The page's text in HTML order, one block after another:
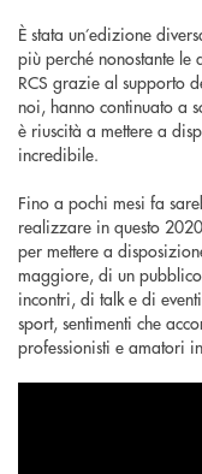
È stata un’edizione
più perché nonostante
RCS grazie al supporto
noi, hanno continuato a
è riuscità a mettere a
incredibile.
Fino a pochi mesi fa
realizzare in questo
per mettere a
maggiore, di un
incontri, di talk e di
sport, sentimenti che
professionisti e amatori